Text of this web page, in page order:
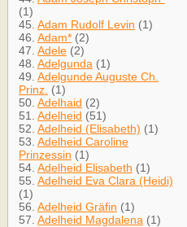
(1)
45. Adam Rudolf Levin (1)
46. Adam* (2)
47. Adele (2)
48. Adelgunda (1)
49. Adelgunde Auguste Ch.
Prinz. (1)
50. Adelhaid (2)
51. Adelheid (51)
52. Adelheid (Elisabeth) (1)
53. Adelheid Caroline
Prinzessin (1)
54. Adelheid Elisabeth (1)
55. Adelheid Eva Clara (Heidi)
(1)
56. Adelheid Gräfin (1)
57. Adelheid Magdalena (1)